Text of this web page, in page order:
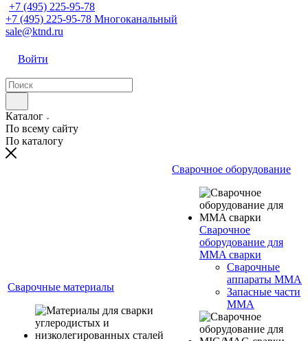
+7 (495) 225-95-78
+7 (495) 225-95-78 Многоканальный
sale@ktnd.ru
Войти
Каталог
По всему сайту
По каталогу
Сварочные материалы
Сварочное оборудование
Сварочное
оборудование для
MMA сварки
Сварочные
аппараты MMA
Запасные части
MMA